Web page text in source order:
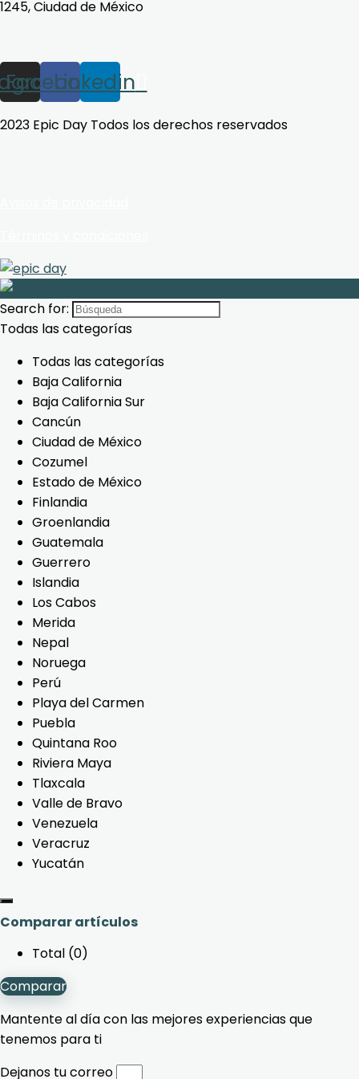
1245, Ciudad de México
Facebook
Linkedin
2023 Epic Day Todos los derechos reservados
Search for:
Todas las categorías
Todas las categorías
Baja California
Baja California Sur
Cancún
Ciudad de México
Cozumel
Estado de México
Finlandia
Groenlandia
Guatemala
Guerrero
Islandia
Los Cabos
Merida
Nepal
Noruega
Perú
Playa del Carmen
Puebla
Quintana Roo
Riviera Maya
Tlaxcala
Valle de Bravo
Venezuela
Veracruz
Yucatán
Comparar artículos
Total (0)
Comparar
Mantente al día con las mejores experiencias que
tenemos para ti
Dejanos tu correo